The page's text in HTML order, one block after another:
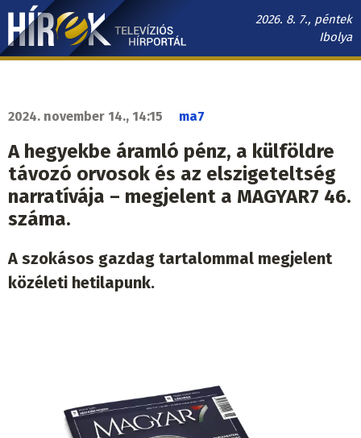
Ugrás
tartalomra
2026. 8. 7., péntek
Ibolya
Hírek.sk
2024. november 14., 14:15 ma7
A hegyekbe áramló pénz, a külföldre
távozó orvosok és az elszigeteltség
narratívája – megjelent a MAGYAR7 46.
száma.
A szokásos gazdag tartalommal megjelent
közéleti hetilapunk.